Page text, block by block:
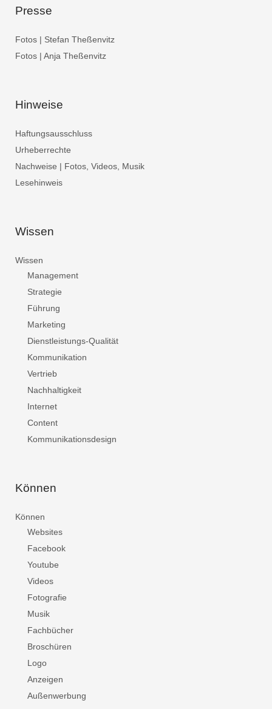
Presse
Fotos | Stefan Theßenvitz
Fotos | Anja Theßenvitz
Hinweise
Haftungsausschluss
Urheberrechte
Nachweise | Fotos, Videos, Musik
Lesehinweis
Wissen
Wissen
Management
Strategie
Führung
Marketing
Dienstleistungs-Qualität
Kommunikation
Vertrieb
Nachhaltigkeit
Internet
Content
Kommunikationsdesign
Können
Können
Websites
Facebook
Youtube
Videos
Fotografie
Musik
Fachbücher
Broschüren
Logo
Anzeigen
Außenwerbung